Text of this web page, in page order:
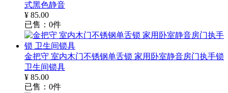
式黑色静音
¥ 85.00
已售： 0件
金把守 室内木门不锈钢单舌锁 家用卧室静音房门执手锁
卫生间锁具
¥ 85.00
已售： 0件